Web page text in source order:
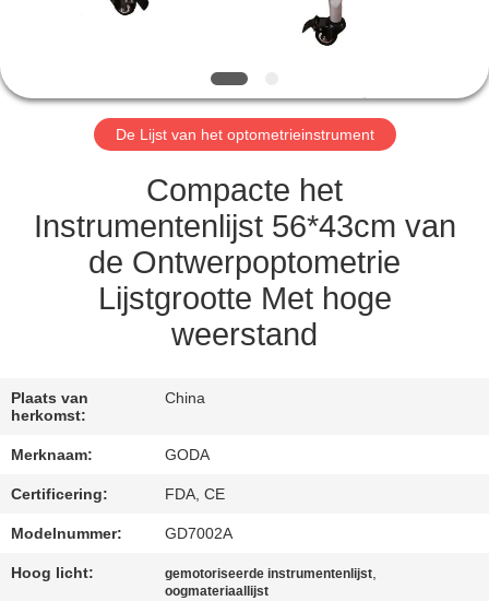
CONTACTEER
ONS
VERZOEK
OM EEN
CITAAT
SITEMAP
PRIVACY
POLICY
De Lijst van het optometrieinstrument
Compacte het
Instrumentenlijst 56*43cm van
de Ontwerpoptometrie
Lijstgrootte Met hoge
weerstand
Plaats van
herkomst:
China
Merknaam: GODA
Certificering: FDA, CE
Modelnummer: GD7002A
Hoog licht: gemotoriseerde instrumentenlijst,
oogmateriaallijst